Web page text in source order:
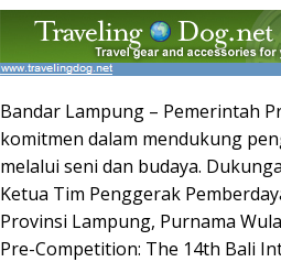
Bandar Lampung – Pemerintah
komitmen dalam mendukung
melalui seni dan budaya.
Ketua Tim Penggerak
Provinsi Lampung, Purnama
Pre-Competition: The 14th Bali